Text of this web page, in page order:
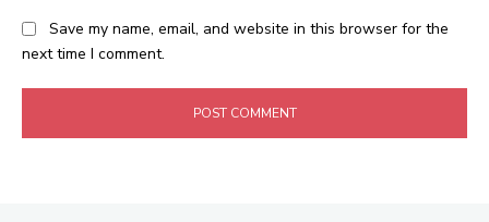
Save my name, email, and website in this browser for the
next time I comment.